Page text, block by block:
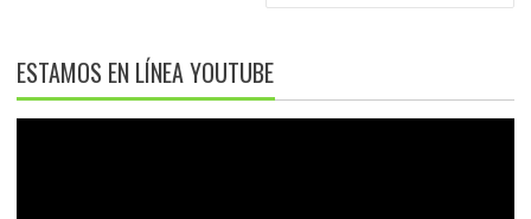
ESTAMOS EN LÍNEA YOUTUBE